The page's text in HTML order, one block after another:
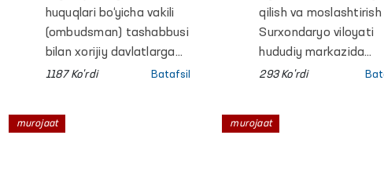
O‘zbekiston
fuqarosi murojaati
hal etildi
huquqlari bo‘yicha vakili
(ombudsman) tashabbusi
bilan xorijiy davlatlarga
amalga oshirilayotgan
muassasalarda
1187 Ko'rdi Batafsil
doirasida ayollar
murojaatlari
bo‘yicha amaliy
choralar ko‘rildi
qilish va moslashtirish
Surxondaryo viloyati
hududiy markazida
Ombudsman
platformasi doirasida
293 Ko'rdi
murojaat murojaat